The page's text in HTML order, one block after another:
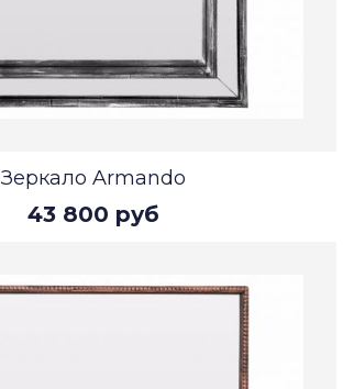
Зеркало Armando
43 800 руб